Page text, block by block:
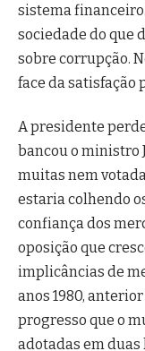
sistema
sociedade do que
sobre corrupção.
face da satisfação
A presidente
bancou o ministro
muitas nem
estaria colhendo
confiança dos
oposição que
implicâncias de
anos 1980,
progresso que o
adotadas em duas